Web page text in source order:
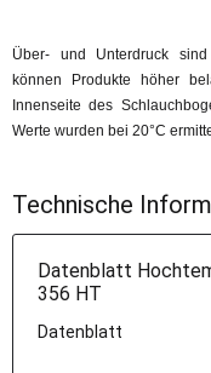
Über- und Unterdruck
können Produkte höher
Innenseite des
Werte wurden bei 20°C
Technische
Datenblatt
356 HT
Datenblatt